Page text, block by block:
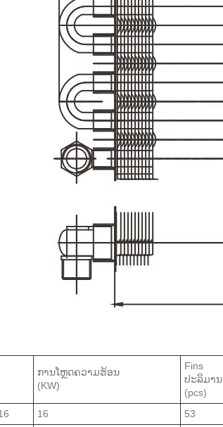
ການໂຫຼດຄວາມຮ້ອນ
(KW)
Fins
ປະລິມານ
(pcs)
16 53